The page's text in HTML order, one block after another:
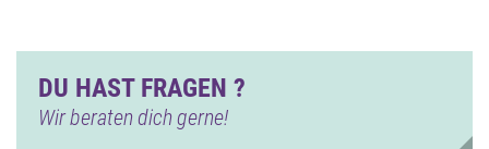
DU HAST FRAGEN ?
Wir beraten dich gerne!